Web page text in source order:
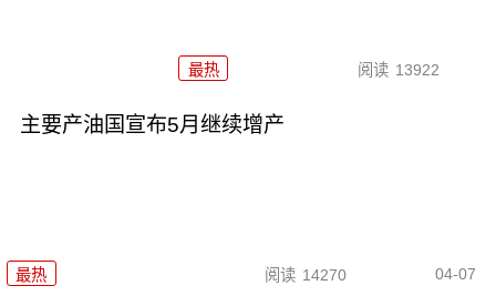
最热 阅读 13922
主要产油国宣布5月继续增产
最热 阅读 14270 04-07